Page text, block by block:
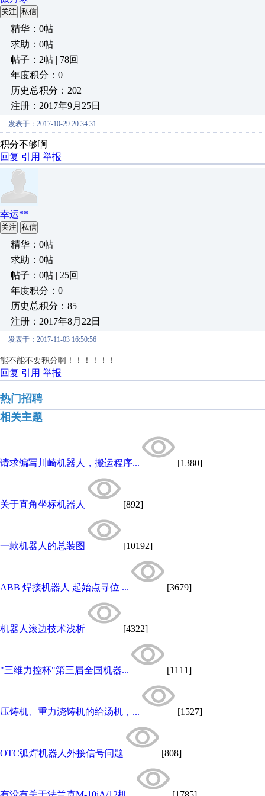
关注 私信
精华：0帖
求助：0帖
帖子：2帖 | 78回
年度积分：0
历史总积分：202
注册：2017年9月25日
发表于：2017-10-29 20:34:31
积分不够啊
回复 引用 举报
幸运**
关注 私信
精华：0帖
求助：0帖
帖子：0帖 | 25回
年度积分：0
历史总积分：85
注册：2017年8月22日
发表于：2017-11-03 16:50:56
能不能不要积分啊！！！！！！
回复 引用 举报
热门招聘
相关主题
请求编写川崎机器人，搬运程序... [1380]
关于直角坐标机器人 [892]
一款机器人的总装图 [10192]
ABB 焊接机器人 起始点寻位 ... [3679]
机器人滚边技术浅析 [4322]
"三维力控杯"第三届全国机器... [1111]
压铸机、重力浇铸机的给汤机，... [1527]
OTC弧焊机器人外接信号问题 [808]